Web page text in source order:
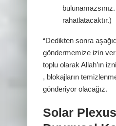
rahatlatacaktır.)
“Dedikten sonra
göndermemize izin
toplu olarak Allah’ın
, blokajların
gönderiyor olacağız.
Solar